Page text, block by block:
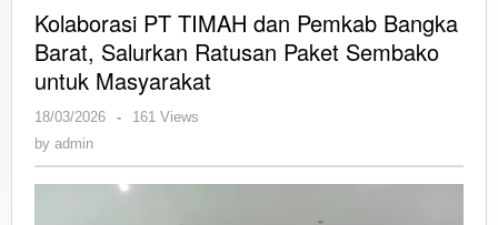
dan
Pemkab
Paket
Kolaborasi PT TIMAH dan Pemkab Bangka
Barat, Salurkan Ratusan Paket Sembako
untuk Masyarakat
18/03/2026
by
-
161 Views
by admin